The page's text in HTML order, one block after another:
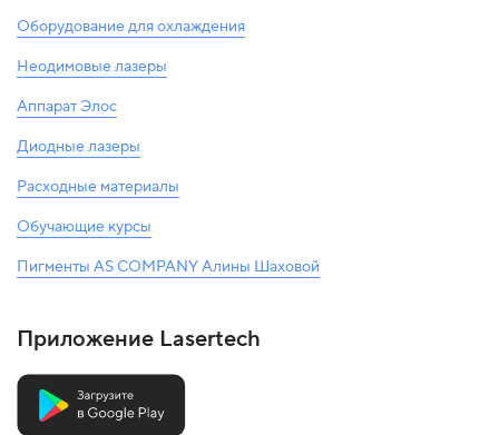
Оборудование для охлаждения
Неодимовые лазеры
Аппарат Элос
Диодные лазеры
Расходные материалы
Обучающие курсы
Пигменты AS COMPANY Алины Шаховой
Приложение Lasertech